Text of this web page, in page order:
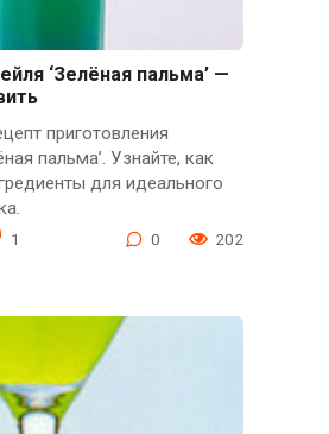
‘Зелёная пальма’ —
приготовления
пальма’. Узнайте, как
для идеального
1 0 202